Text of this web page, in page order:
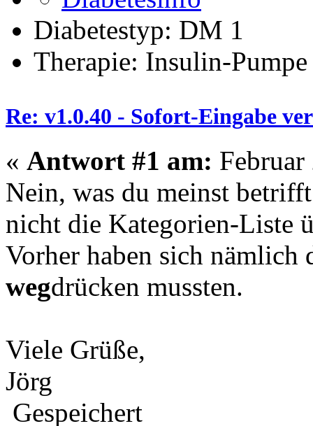
Diabetestyp: DM 1
Therapie: Insulin-Pumpe
Re: v1.0.40 - Sofort-Eingabe
« Antwort #1 am:
Nein, was du meinst
nicht die Kategorien-Liste
Vorher haben sich nämlich
wegdrücken mussten.
Viele Grüße,
Jörg
Gespeichert